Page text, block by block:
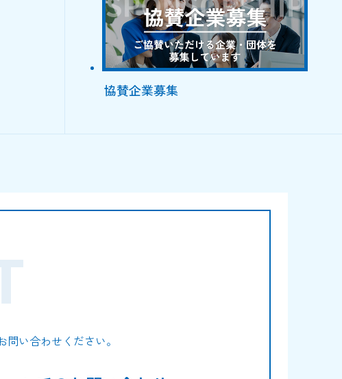
協賛企業募集
い合わせください。